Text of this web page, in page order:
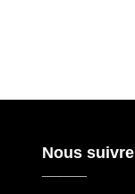
Nous suivre